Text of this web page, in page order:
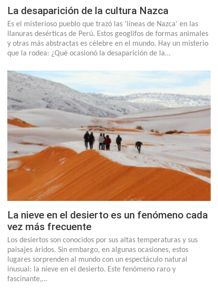
La desaparición de la cultura Nazca
Es el misterioso pueblo que trazó las 'líneas de Nazca' en las
llanuras desérticas de Perú. Estos geoglifos de formas animales
y otras más abstractas es célebre en el mundo. Hay un misterio
que la rodea: ¿Qué ocasionó la desaparición de la…
La nieve en el desierto es un fenómeno cada
vez más frecuente
Los desiertos son conocidos por sus altas temperaturas y sus
paisajes áridos. Sin embargo, en algunas ocasiones, estos
lugares sorprenden al mundo con un espectáculo natural
inusual: la nieve en el desierto. Este fenómeno raro y
fascinante,…